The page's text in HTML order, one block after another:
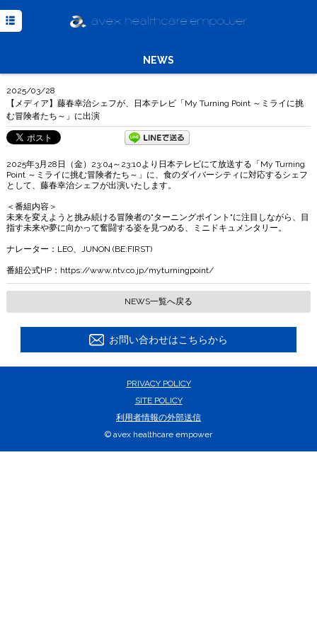
NEWS
2025/03/28
【メディア】藤春幸治シェフが、日本テレビ「My Turning Point ～ミライに挑
む冒険者たち～」に出演
2025年3月28日（金）23:04～23:10より日本テレビにて放送する「My Turning
Point ～ミライに挑む冒険者たち～」に、食のダイバーシティに対応するシェフ
として、藤春幸治シェフが出演いたします。
＜番組内容＞
未来を変えようと挑み続ける冒険者の"ターニングポイント"に注目しながら、目
指す未来や夢に向かって奮闘する姿を見つめる、ミニドキュメンタリー。
ナレーター：LEO、JUNON (BE:FIRST)
番組公式HP：https://www.ntv.co.jp/myturningpoint/
NEWS一覧へ戻る
お問い合わせはこちらから
PRIVACY POLICY
SITE POLICY
利用者情報の外部送信
© avex healthcare empower
MEDIA
COMPANY
Powered
Translate